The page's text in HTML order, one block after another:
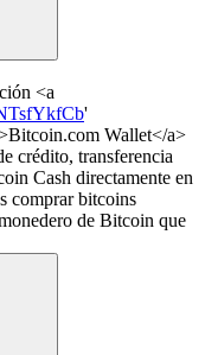
<a
'
Wallet</a>
crédito, transferencia
Cash directamente en
comprar bitcoins
de Bitcoin que